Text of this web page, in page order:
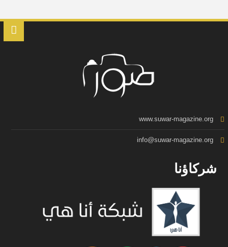
www.suwar-magazine.org
info@suwar-magazine.org
شركاؤنا